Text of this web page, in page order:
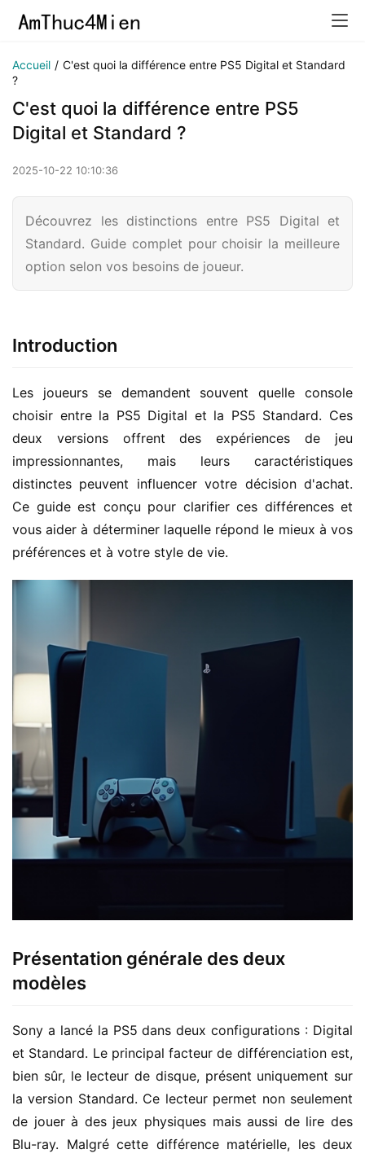
Accueil / C'est quoi la différence entre PS5 Digital et Standard
?
C'est quoi la différence entre PS5
Digital et Standard ?
2025-10-22 10:10:36
Découvrez les distinctions entre PS5 Digital et
Standard. Guide complet pour choisir la meilleure
option selon vos besoins de joueur.
Introduction
Les joueurs se demandent souvent quelle console
choisir entre la PS5 Digital et la PS5 Standard. Ces
deux versions offrent des expériences de jeu
impressionnantes, mais leurs caractéristiques
distinctes peuvent influencer votre décision d'achat.
Ce guide est conçu pour clarifier ces différences et
vous aider à déterminer laquelle répond le mieux à vos
préférences et à votre style de vie.
Présentation générale des deux
modèles
Sony a lancé la PS5 dans deux configurations : Digital
et Standard. Le principal facteur de différenciation est,
bien sûr, le lecteur de disque, présent uniquement sur
la version Standard. Ce lecteur permet non seulement
de jouer à des jeux physiques mais aussi de lire des
Blu-ray. Malgré cette différence matérielle, les deux